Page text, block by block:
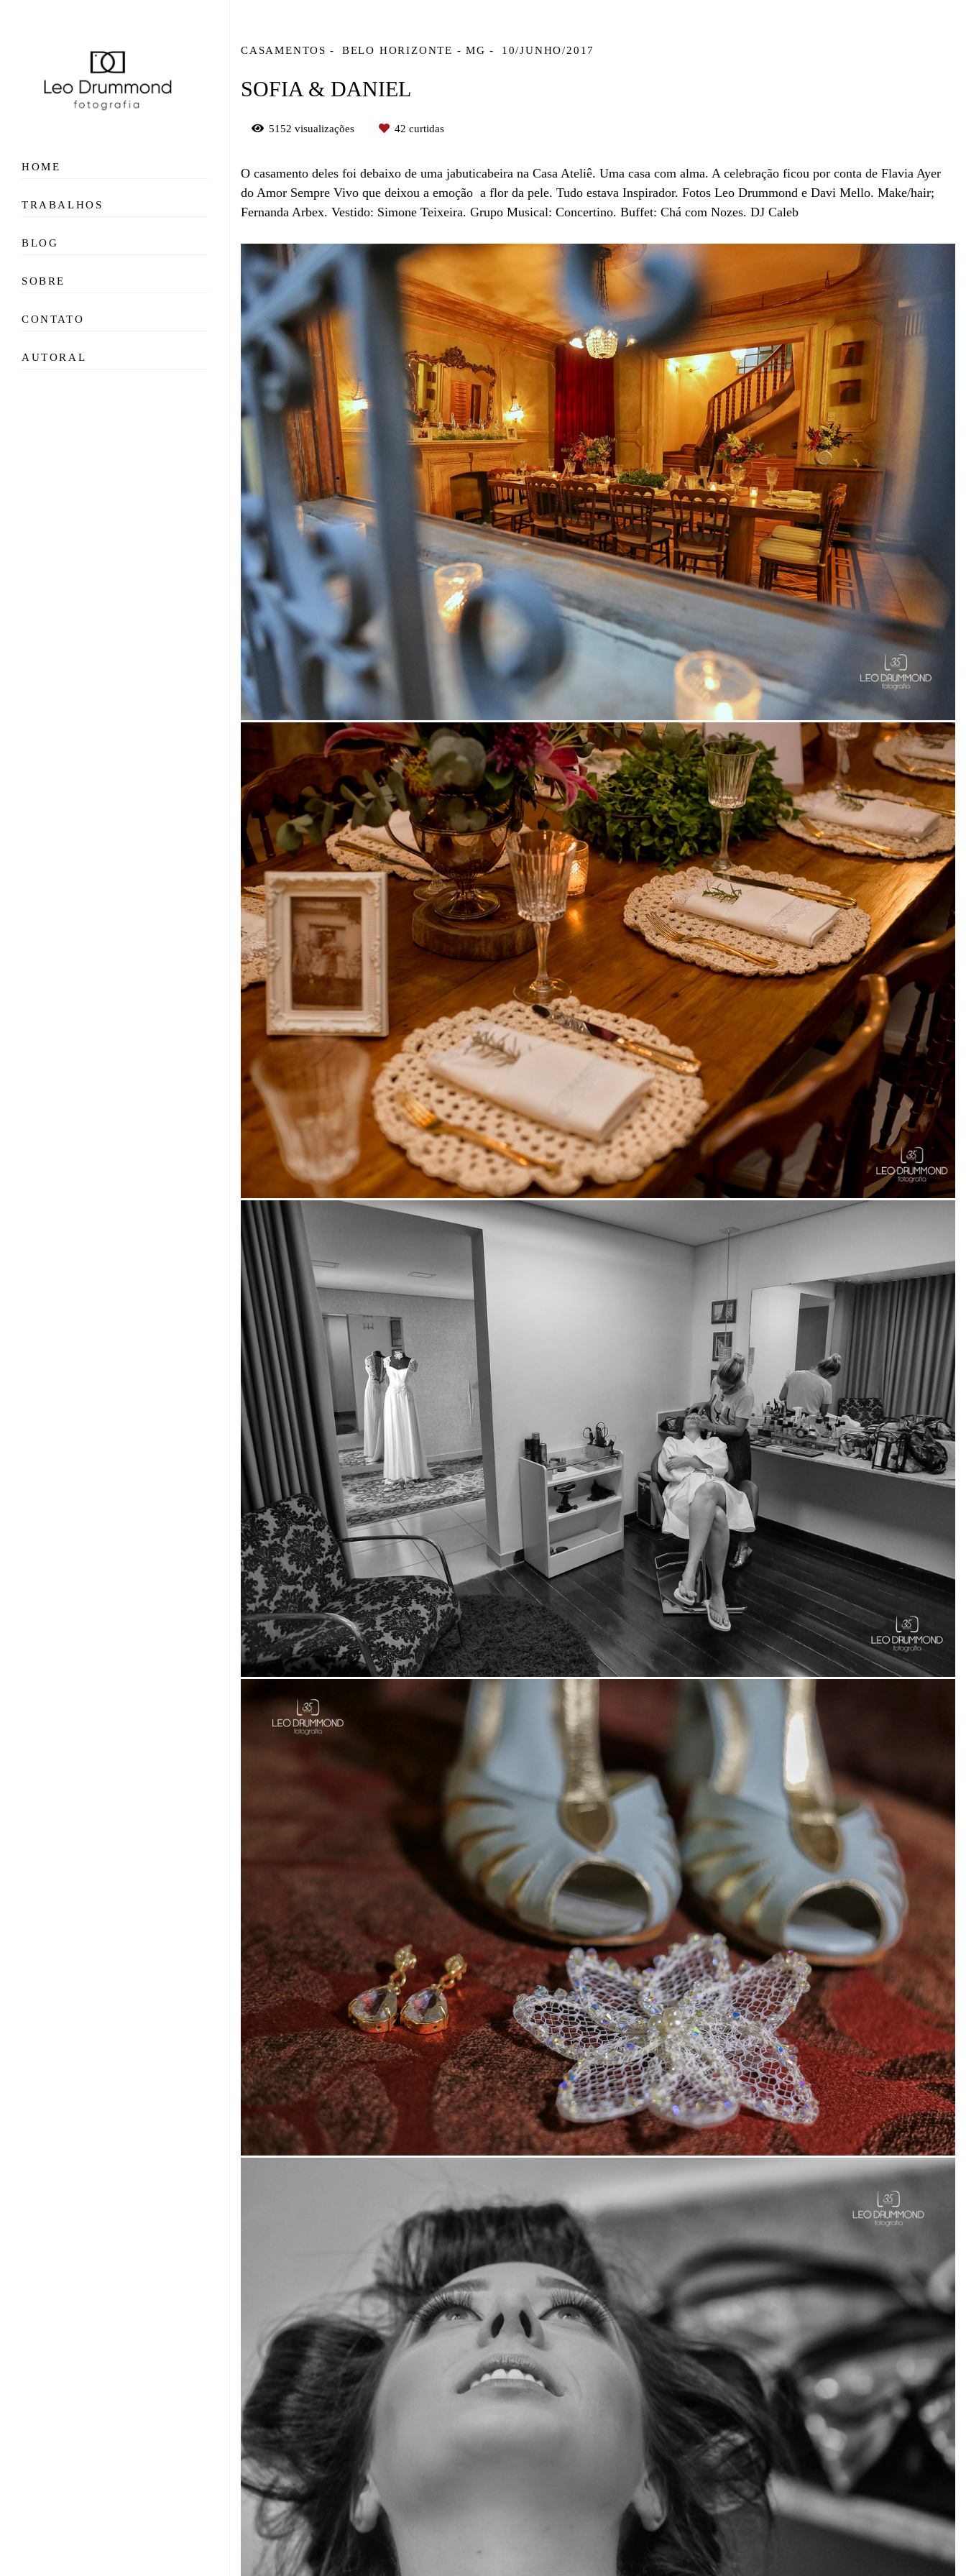
HOME
TRABALHOS
BLOG
SOBRE
CONTATO
AUTORAL
CASAMENTOS BELO HORIZONTE - MG 10/JUNHO/2017
SOFIA & DANIEL
5152 visualizações 42 curtidas
O casamento deles foi debaixo de uma jabuticabeira na Casa Ateliê. Uma casa com alma. A celebração ficou por conta de Flavia Ayer
do Amor Sempre Vivo que deixou a emoção a flor da pele. Tudo estava Inspirador. Fotos Leo Drummond e Davi Mello. Make/hair;
Fernanda Arbex. Vestido: Simone Teixeira. Grupo Musical: Concertino. Buffet: Chá com Nozes. DJ Caleb